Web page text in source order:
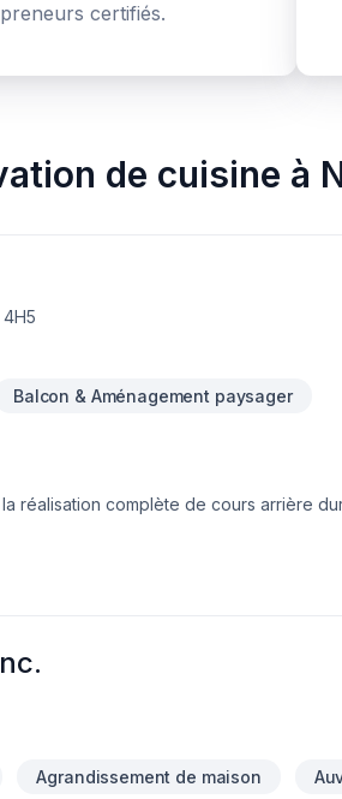
certifiés.
de cuisine à
Balcon & Aménagement paysager
réalisation complète de cours arrière
agit comme entrepreneur général,
Agrandissement de maison